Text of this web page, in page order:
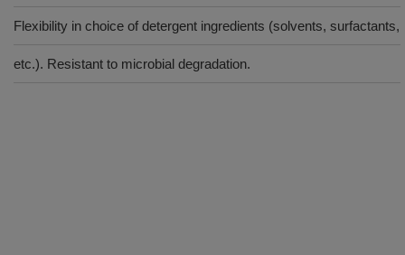
Flexibility in choice of detergent ingredients (solvents, surfactants,
etc.). Resistant to microbial degradation.